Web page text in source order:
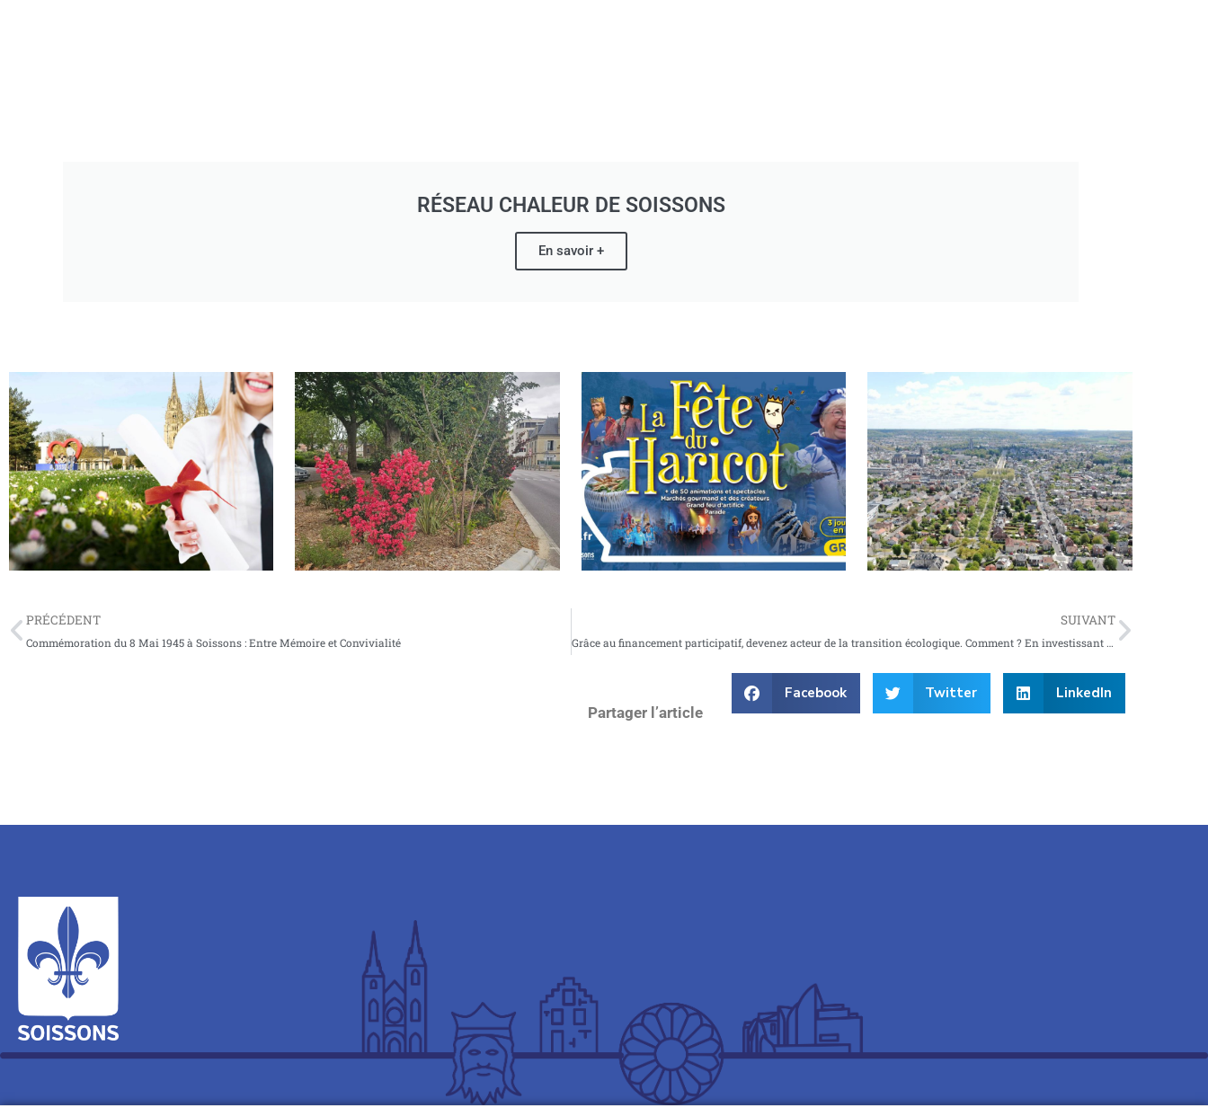
RÉSEAU CHALEUR DE SOISSONS
En savoir +
Bac et Brevet 2026 : la Ville de Soissons
mettra à l’honneur ses jeunes diplômés
Soissons, cité-jardin : Le Lilas des Indes, la
star de l’été !
Fête du Haricot 2026
Plus vert, plus beau, plus sûr : le boulevard
Pasteur change de dimension
PRÉCÉDENT
Commémoration du 8 Mai 1945 à Soissons : Entre Mémoire et Convivialité
SUIVANT
Grâce au financement participatif, devenez acteur de la transition écologique. Comment ? En investissant dans l’extension du réseau de chaleur propre de Soissons.
Partager l’article
Facebook Twitter LinkedIn